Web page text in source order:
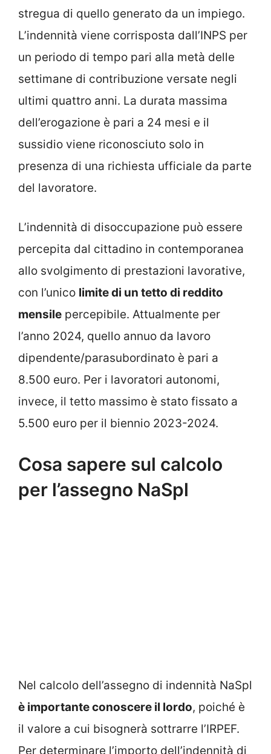
stregua di quello generato da un impiego.
L’indennità viene corrisposta dall’INPS per
un periodo di tempo pari alla metà delle
settimane di contribuzione versate negli
ultimi quattro anni. La durata massima
dell’erogazione è pari a 24 mesi e il
sussidio viene riconosciuto solo in
presenza di una richiesta ufficiale da parte
del lavoratore.
L’indennità di disoccupazione può essere
percepita dal cittadino in contemporanea
allo svolgimento di prestazioni lavorative,
con l’unico limite di un tetto di reddito
mensile percepibile. Attualmente per
l’anno 2024, quello annuo da lavoro
dipendente/parasubordinato è pari a
8.500 euro. Per i lavoratori autonomi,
invece, il tetto massimo è stato fissato a
5.500 euro per il biennio 2023-2024.
Cosa sapere sul calcolo
per l’assegno NaSpl
Nel calcolo dell’assegno di indennità NaSpl
è importante conoscere il lordo, poiché è
il valore a cui bisognerà sottrarre l’IRPEF.
Per determinare l’importo dell’indennità di